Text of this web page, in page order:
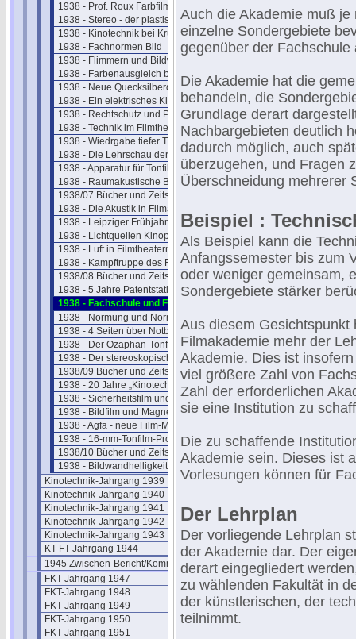
1938 - Prof. Roux Farbfilmverfahren
1938 - Stereo - der plastische Ton
1938 - Kinotechnik bei Krupp
1938 - Fachnormen Bild
1938 - Flimmern und Bildwandbeleuchtung
1938 - Farbenausgleich beim Film
1938 - Neue Quecksilberdampflampen
1938 - Ein elektrisches Kino
1938 - Rechtschutz und Patente
1938 - Technik im Filmtheater
1938 - Wiedrgabe tiefer Töne
1938 - Die Lehrschau der Ufa
1938 - Apparatur für Tonfilmaufnahme
1938 - Raumakustische Betrachtungen
1938/07 Bücher und Zeitschriften
1938 - Die Akustik in Filmateliers
1938 - Leipziger Frühjahrsmesse
1938 - Lichtquellen Kinoprojektion
1938 - Luft in Filmtheatern
1938 - Kampftruppe des Führers
1938/08 Bücher und Zeitschriften
1938 - 5 Jahre Patentstatistik
1938 - Fachschule und Filmakademie
1938 - Normung und Normentagung
1938 - 4 Seiten über Notbeleuchtung
1938 - Der Ozaphan-Tonfilm
1938 - Der stereoskopische Film
1938/09 Bücher und Zeitschriften
1938 - 20 Jahre „Kinotechnik"
1938 - Sicherheitsfilm und Magnetton
1938 - Bildfilm und Magnetton
1938 - Agfa - neue Film-Materialien
1938 - 16-mm-Tonfilm-Projektor
1938/10 Bücher und Zeitschriften
1938 - Bildwandhelligkeit im Kino
Kinotechnik-Jahrgang 1939
Kinotechnik-Jahrgang 1940
Kinotechnik-Jahrgang 1941
Kinotechnik-Jahrgang 1942
Kinotechnik-Jahrgang 1943
KT-FT-Jahrgang 1944
1945 Zwischen-Bericht/Kommentar
FKT-Jahrgang 1947
FKT-Jahrgang 1948
FKT-Jahrgang 1949
FKT-Jahrgang 1950
FKT-Jahrgang 1951
Auch die Akademie muß
einzelne Sondergebiete
gegenüber der
Die Akademie hat die
behandeln, die
Grundlage derart
Nachbargebieten deutlich
dadurch möglich, auch
überzugehen, und Fragen
Überschneidung mehrerer
Beispiel :
Als Beispiel kann die
Anfangssemester bis zum
oder weniger gemeinsam,
Sondergebiete stärker
Aus diesem
Filmakademie mehr der
Akademie. Dies ist
viel größere Zahl von
Zahl der erforderlichen
sie eine Institution zu
Die zu schaffende
Akademie sein. Dieses ist
Vorlesungen können für
Der Lehrplan
Der vorliegende Lehrplan
der Akademie dar. Der
derart eingegliedert
zu wählenden Fakultät in
der künstlerischen, der
teilnimmt.